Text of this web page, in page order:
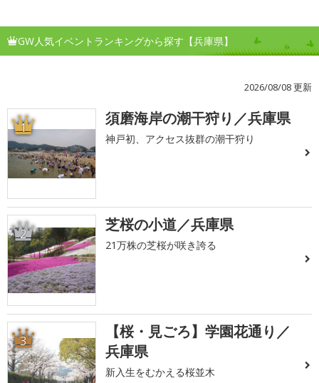
GW人気イベントランキングから探す【兵庫県】
2026/08/08 更新
1 須磨海岸の潮干狩り／兵庫県
神戸初、アクセス抜群の潮干狩り
2 芝桜の小道／兵庫県
21万株の芝桜が咲き誇る
3
【桜・見ごろ】学園花通り／
兵庫県
新入生をむかえる桜並木